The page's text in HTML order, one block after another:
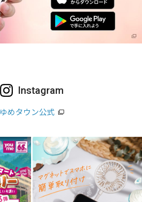
Instagram
ゆめタウン公式